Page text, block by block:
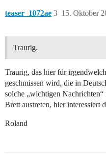
teaser_1072ae 15. Oktober
3
Traurig.
Traurig, das hier für
geschmissen wird, die in
solche „wichtigen
Brett austreten, hier interessiert
Roland